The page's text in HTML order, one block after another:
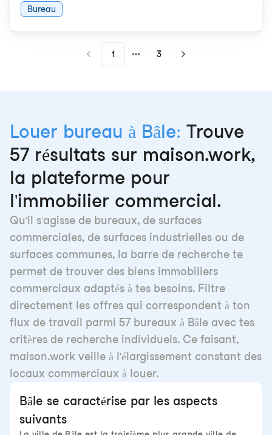
Bureau
1
More pages
3
Louer bureau à Bâle: Trouve
57 résultats sur maison.work,
la plateforme pour
l'immobilier commercial.
Qu'il s'agisse de bureaux, de surfaces
commerciales, de surfaces industrielles ou de
surfaces communes, la barre de recherche te
permet de trouver des biens immobiliers
commerciaux adaptés à tes besoins. Filtre
directement les offres qui correspondent à ton
flux de travail parmi 57 bureaux à Bâle avec tes
critères de recherche individuels. Ce faisant,
maison.work veille à l'élargissement constant des
locaux commerciaux à louer.
Bâle se caractérise par les aspects
suivants